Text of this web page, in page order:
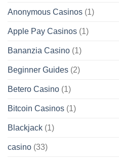
Anonymous Casinos (1)
Apple Pay Casinos (1)
Bananzia Casino (1)
Beginner Guides (2)
Betero Casino (1)
Bitcoin Casinos (1)
Blackjack (1)
casino (33)